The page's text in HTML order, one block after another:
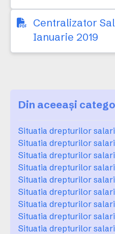
Centralizator
Ianuarie 2019
Din aceeași
Situatia drepturilor
Situatia drepturilor
Situatia drepturilor
Situatia drepturilor
Situatia drepturilor
Situatia drepturilor
Situatia drepturilor
Situatia drepturilor
Situatia drepturilor